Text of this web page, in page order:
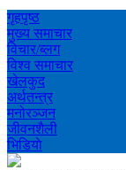
गृहपृष्ठ
मुख्य समाचार
विचार/ब्लग
विश्व समाचार
खेलकुद
अर्थतन्त्र
मनोरञ्‍जन
जीवनशैली
भिडियाे